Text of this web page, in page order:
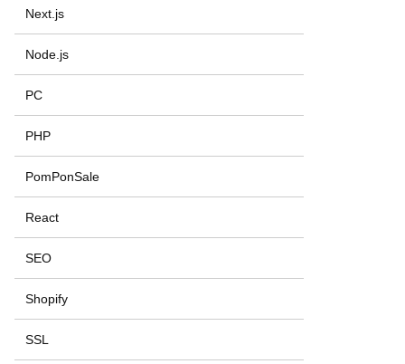
Next.js
Node.js
PC
PHP
PomPonSale
React
SEO
Shopify
SSL